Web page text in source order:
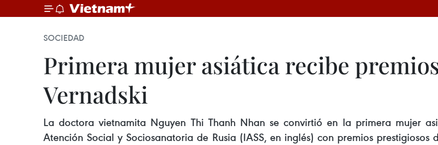
SOCIEDAD
Primera mujer asiática recibe
Vernadski
La doctora vietnamita Nguyen Thi Thanh Nhan se convirtió en la primera mujer
Atención Social y Sociosanatoria de Rusia (IASS, en inglés) con premios